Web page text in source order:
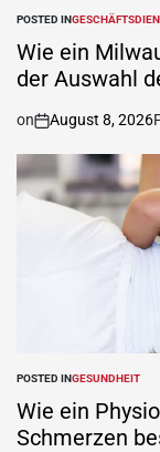
POSTED IN
Wie ein
der Auswahl
on August 8, 2026
POSTED INGESUNDHEIT
Wie ein
Schmerzen